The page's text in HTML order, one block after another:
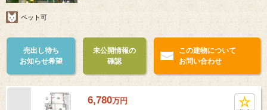
ペット可
売出し待ち
お知らせ希望
未公開情報の
確認
この建物について
お問い合わせ
6,780万円